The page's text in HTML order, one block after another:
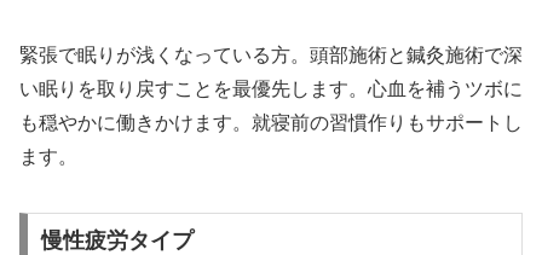
緊張で眠りが浅くなっている方。頭部施術と鍼灸施術で深
い眠りを取り戻すことを最優先します。心血を補うツボに
も穏やかに働きかけます。就寝前の習慣作りもサポートし
ます。
慢性疲労タイプ